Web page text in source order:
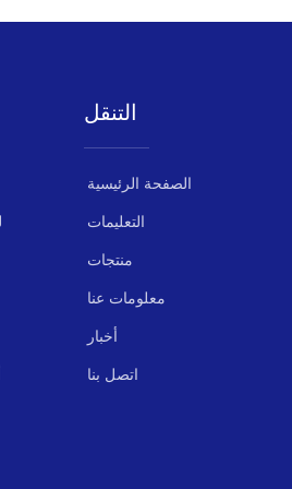
التنقل
الصفحة الرئيسية
التعليمات
منتجات
معلومات عنا
أخبار
اتصل بنا